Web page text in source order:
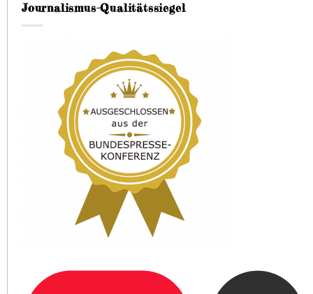
Journalismus-Qualitätssiegel